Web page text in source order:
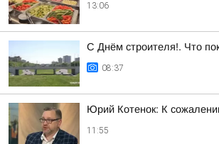
13:06
С Днём строителя!. Что
08:37
Юрий Котенок: К
11:55